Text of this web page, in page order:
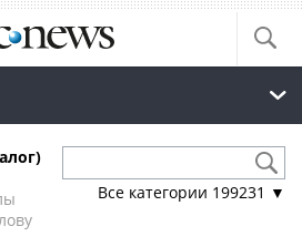
Все категории 199231 ▼